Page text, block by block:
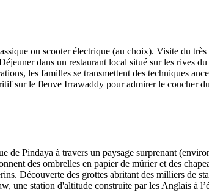
ou scooter électrique (au choix). Visite du
dans un restaurant local situé sur les rives
les familles se transmettent des techniques
sur le fleuve Irrawaddy pour admirer le coucher
de Pindaya à travers un paysage surprenant
des ombrelles en papier de mûrier et des
Découverte des grottes abritant des milliers de
une station d'altitude construite par les Anglais à